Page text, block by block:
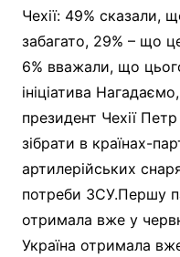
Чехії: 49% сказали,
забагато, 29% – що
6% вважали, що
ініціатива
президент Чехії
зібрати в країнах-
артилерійських
потреби ЗСУ.Першу
отримала вже у
Україна отримала